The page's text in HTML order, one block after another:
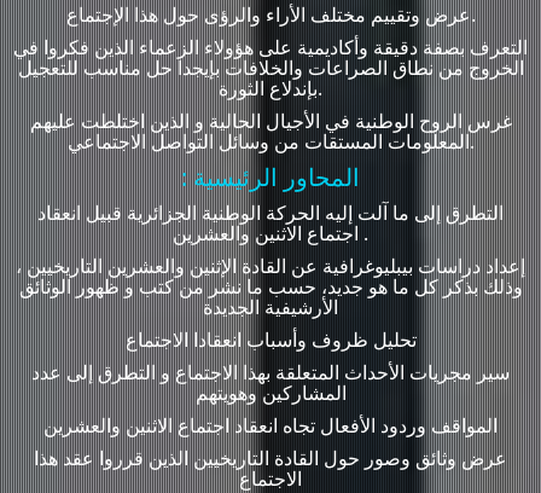
عرض وتقييم مختلف الأراء والرؤى حول هذا الإجتماع.
التعرف بصفة دقيقة وأكاديمية على هؤولاء الزعماء الذين فكروا في
الخروج من نطاق الصراعات والخلافات بإيجدا حل مناسب للتعجيل
بإندلاع الثورة.
غرس الروح الوطنية في الأجيال الحالية و الذين اختلطت عليهم
المعلومات المستقات من وسائل التواصل الاجتماعي.
: المحاور الرئيسية
التطرق إلى ما آلت إليه الحركة الوطنية الجزائرية قبيل انعقاد
اجتماع الاثنين والعشرين .
إعداد دراسات بيبليوغرافية عن القادة الإثنين والعشرين التاريخيين ،
وذلك بذكر كل ما هو جديد، حسب ما نشر من كتب و ظهور الوثائق
الأرشيفية الجديدة
تحليل ظروف وأسباب انعقادا الاجتماع
سير مجريات الأحداث المتعلقة بهذا الاجتماع و التطرق إلى عدد
المشاركين وهويتهم
المواقف وردود الأفعال تجاه انعقاد اجتماع الاثنين والعشرين
عرض وثائق وصور حول القادة التاريخيين الذين قرروا عقد هذا
الاجتماع